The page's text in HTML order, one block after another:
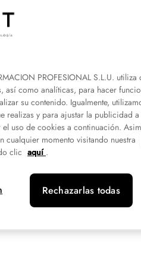
de especialista
Sanitaria,
Campus
Valencia San Vicente
PROFESIONAL S.L.U.
así como analíticas, para hacer
su contenido. Igualmente,
realizas y para ajustar la publicidad
uso de cookies a continuación.
cualquier momento visitando nuestra
clic aquí .
Rechazarlas todas